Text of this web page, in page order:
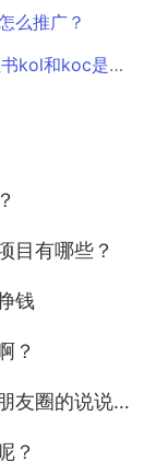
么推广？
是什么意思？
目有哪些？
钱
？
的说说搞笑？
？